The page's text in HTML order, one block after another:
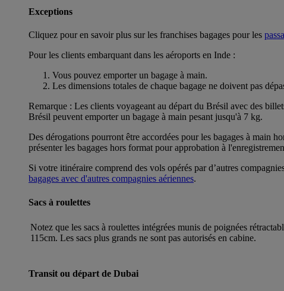
Exceptions
Cliquez pour en savoir plus sur les franchises bagages pour les
Pour les clients embarquant dans les aéroports en Inde :
Vous pouvez emporter un bagage à main.
Les dimensions totales de chaque bagage ne doivent pas
Remarque : Les clients voyageant au départ du Brésil avec des
Brésil peuvent emporter un bagage à main pesant jusqu'à 7 kg.
Des dérogations pourront être accordées pour les bagages à main
présenter les bagages hors format pour approbation à
Si votre itinéraire comprend des vols opérés par d’autres
bagages avec d'autres compagnies aériennes.
Sacs à roulettes
Notez que les sacs à roulettes intégrées munis de poignées
115cm. Les sacs plus grands ne sont pas autorisés en cabine.
Transit ou départ de Dubai